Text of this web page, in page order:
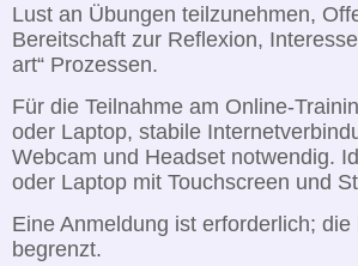
Lust an Übungen teilzunehmen,
Bereitschaft zur Reflexion,
art“ Prozessen.
Für die Teilnahme am Online-
oder Laptop, stabile
Webcam und Headset notwendig.
oder Laptop mit Touchscreen und
Eine Anmeldung ist erforderlich;
begrenzt.